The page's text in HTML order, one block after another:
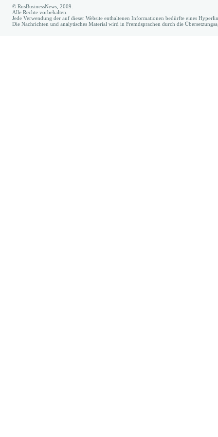
© RusBusinessNews, 2009.
Alle Rechte vorbehalten.
Jede Verwendung der auf dieser Website enthaltenen Informationen bedürfte eines
Die Nachrichten und analytisches Material wird in Fremdsprachen durch die